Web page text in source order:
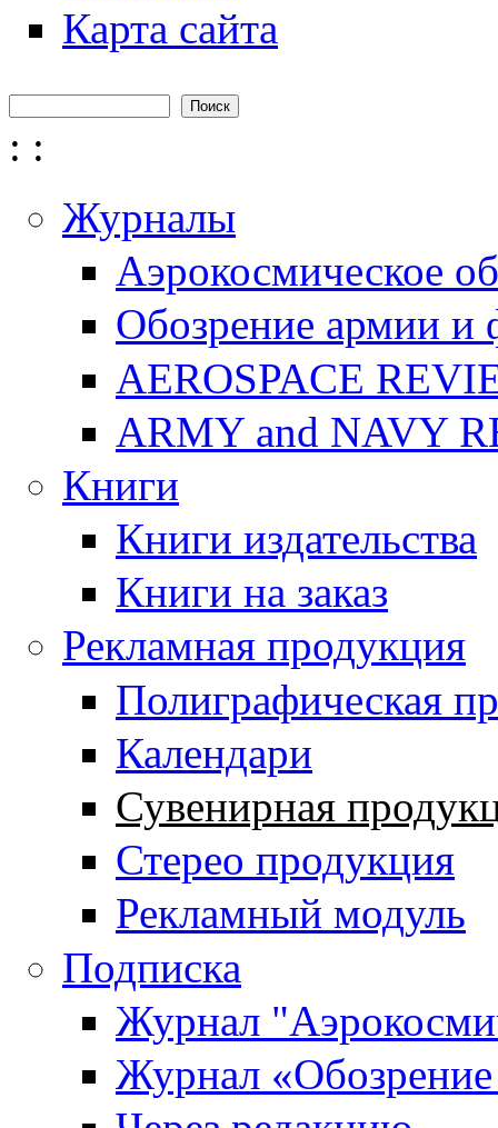
Карта сайта
Форма поиска
: :
Журналы
Аэрокосмическое
Обозрение армии и
AEROSPACE
ARMY and NAVY
Книги
Книги издательства
Книги на заказ
Рекламная продукция
Полиграфическая
Календари
Сувенирная
Стерео продукция
Рекламный модуль
Подписка
Журнал
Журнал